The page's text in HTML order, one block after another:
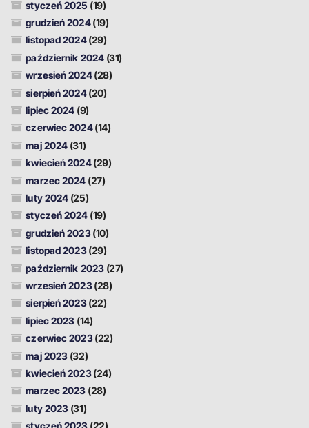
styczeń 2025 (19)
grudzień 2024(19)
listopad 2024(29)
październik 2024(31)
wrzesień 2024(28)
sierpień 2024(20)
lipiec 2024 (9)
czerwiec 2024(14)
maj 2024 (31)
kwiecień 2024(29)
marzec 2024 (27)
luty 2024 (25)
styczeń 2024 (19)
grudzień 2023(10)
listopad 2023(29)
październik 2023(27)
wrzesień 2023(28)
sierpień 2023(22)
lipiec 2023 (14)
czerwiec 2023(22)
maj 2023 (32)
kwiecień 2023(24)
marzec 2023 (28)
luty 2023 (31)
styczeń 2023 (22)